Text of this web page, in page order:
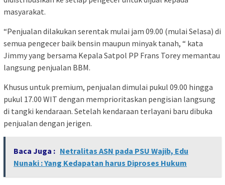
masyarakat.
“Penjualan dilakukan serentak mulai jam 09.00 (mulai Selasa) di
semua pengecer baik bensin maupun minyak tanah, “ kata
Jimmy yang bersama Kepala Satpol PP Frans Torey memantau
langsung penjualan BBM.
Khusus untuk premium, penjualan dimulai pukul 09.00 hingga
pukul 17.00 WIT dengan memprioritaskan pengisian langsung
di tangki kendaraan. Setelah kendaraan terlayani baru dibuka
penjualan dengan jerigen.
Baca Juga : Netralitas ASN pada PSU Wajib, Edu
Nunaki : Yang Kedapatan harus Diproses Hukum